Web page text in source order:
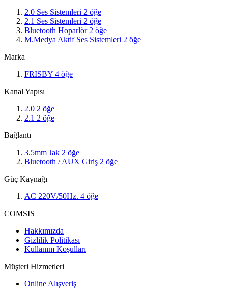
2.0 Ses Sistemleri 2 öğe
2.1 Ses Sistemleri 2 öğe
Bluetooth Hoparlör 2 öğe
M.Medya Aktif Ses Sistemleri 2 öğe
Marka
FRISBY 4 öğe
Kanal Yapısı
2.0 2 öğe
2.1 2 öğe
Bağlantı
3.5mm Jak 2 öğe
Bluetooth / AUX Giriş 2 öğe
Güç Kaynağı
AC 220V/50Hz. 4 öğe
COMSIS
Hakkımızda
Gizlilik Politikası
Kullanım Koşulları
Müşteri Hizmetleri
Online Alışveriş